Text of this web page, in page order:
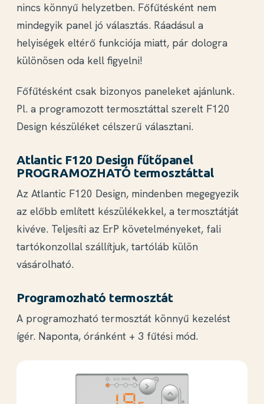
nincs könnyű helyzetben. Főfűtésként nem
mindegyik panel jó választás. Ráadásul a
helyiségek eltérő funkciója miatt, pár dologra
különösen oda kell figyelni!
Főfűtésként csak bizonyos paneleket ajánlunk.
Pl. a programozott termosztáttal szerelt F120
Design készüléket célszerű választani.
Atlantic F120 Design fűtőpanel
PROGRAMOZHATÓ termosztáttal
Az Atlantic F120 Design, mindenben megegyezik
az előbb említett készülékekkel, a termosztátját
kivéve. Teljesíti az ErP követelményeket, fali
tartókonzollal szállítjuk, tartóláb külön
vásárolható.
Programozható termosztát
A programozható termosztát könnyű kezelést
ígér. Naponta, óránként + 3 fűtési mód.